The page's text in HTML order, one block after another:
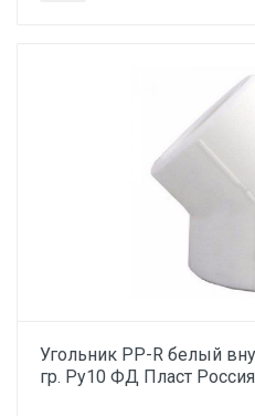
Угольник PP-R белый
гр. Ру10 ФД Пласт Россия